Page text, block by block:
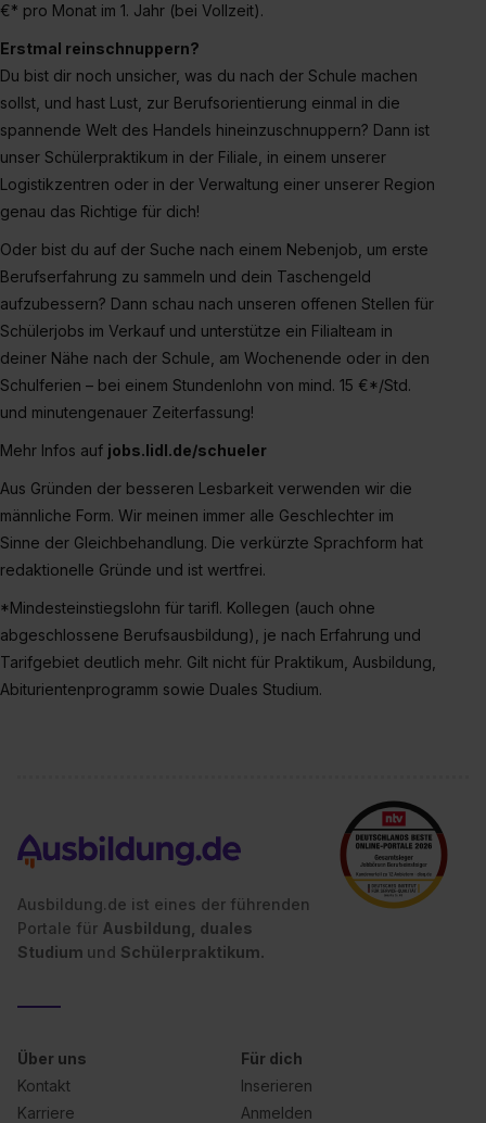
€* pro Monat im 1. Jahr (bei Vollzeit).
Erstmal reinschnuppern?
Du bist dir noch unsicher, was du nach der Schule machen
sollst, und hast Lust, zur Berufsorientierung einmal in die
spannende Welt des Handels hineinzuschnuppern? Dann ist
unser Schülerpraktikum in der Filiale, in einem unserer
Logistikzentren oder in der Verwaltung einer unserer Region
genau das Richtige für dich!
Oder bist du auf der Suche nach einem Nebenjob, um erste
Berufserfahrung zu sammeln und dein Taschengeld
aufzubessern? Dann schau nach unseren offenen Stellen für
Schülerjobs im Verkauf und unterstütze ein Filialteam in
deiner Nähe nach der Schule, am Wochenende oder in den
Schulferien – bei einem Stundenlohn von mind. 15 €*/Std.
und minutengenauer Zeiterfassung!
Mehr Infos auf jobs.lidl.de/schueler
Aus Gründen der besseren Lesbarkeit verwenden wir die
männliche Form. Wir meinen immer alle Geschlechter im
Sinne der Gleichbehandlung. Die verkürzte Sprachform hat
redaktionelle Gründe und ist wertfrei.
*Mindesteinstiegslohn für tarifl. Kollegen (auch ohne
abgeschlossene Berufsausbildung), je nach Erfahrung und
Tarifgebiet deutlich mehr. Gilt nicht für Praktikum, Ausbildung,
Abiturientenprogramm sowie Duales Studium.
Ausbildung.de ist eines der führenden
Portale für Ausbildung, duales
Studium und Schülerpraktikum.
Über uns
Kontakt
Karriere
Für dich
Inserieren
Anmelden